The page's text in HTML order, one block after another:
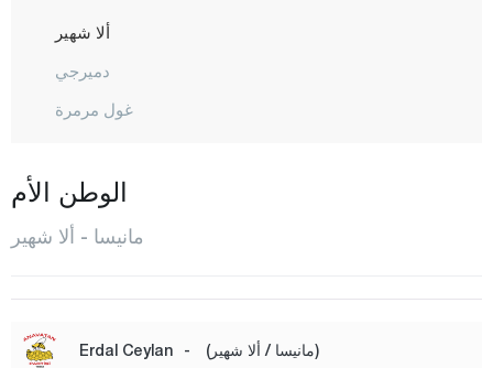
ألا شهير
دميرجي
غول مرمرة
كيريك أغاج
كوبري باشي
صالحلي
ساريغول
الوطن الأم
مانيسا - ألا شهير
Erdal Ceylan - (مانيسا / ألا شهير)